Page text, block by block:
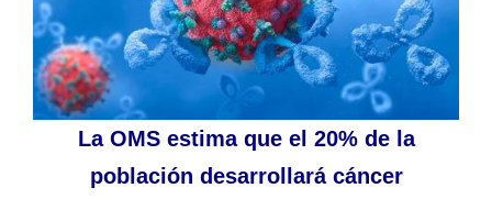
La OMS estima que el 20% de la
población desarrollará cáncer